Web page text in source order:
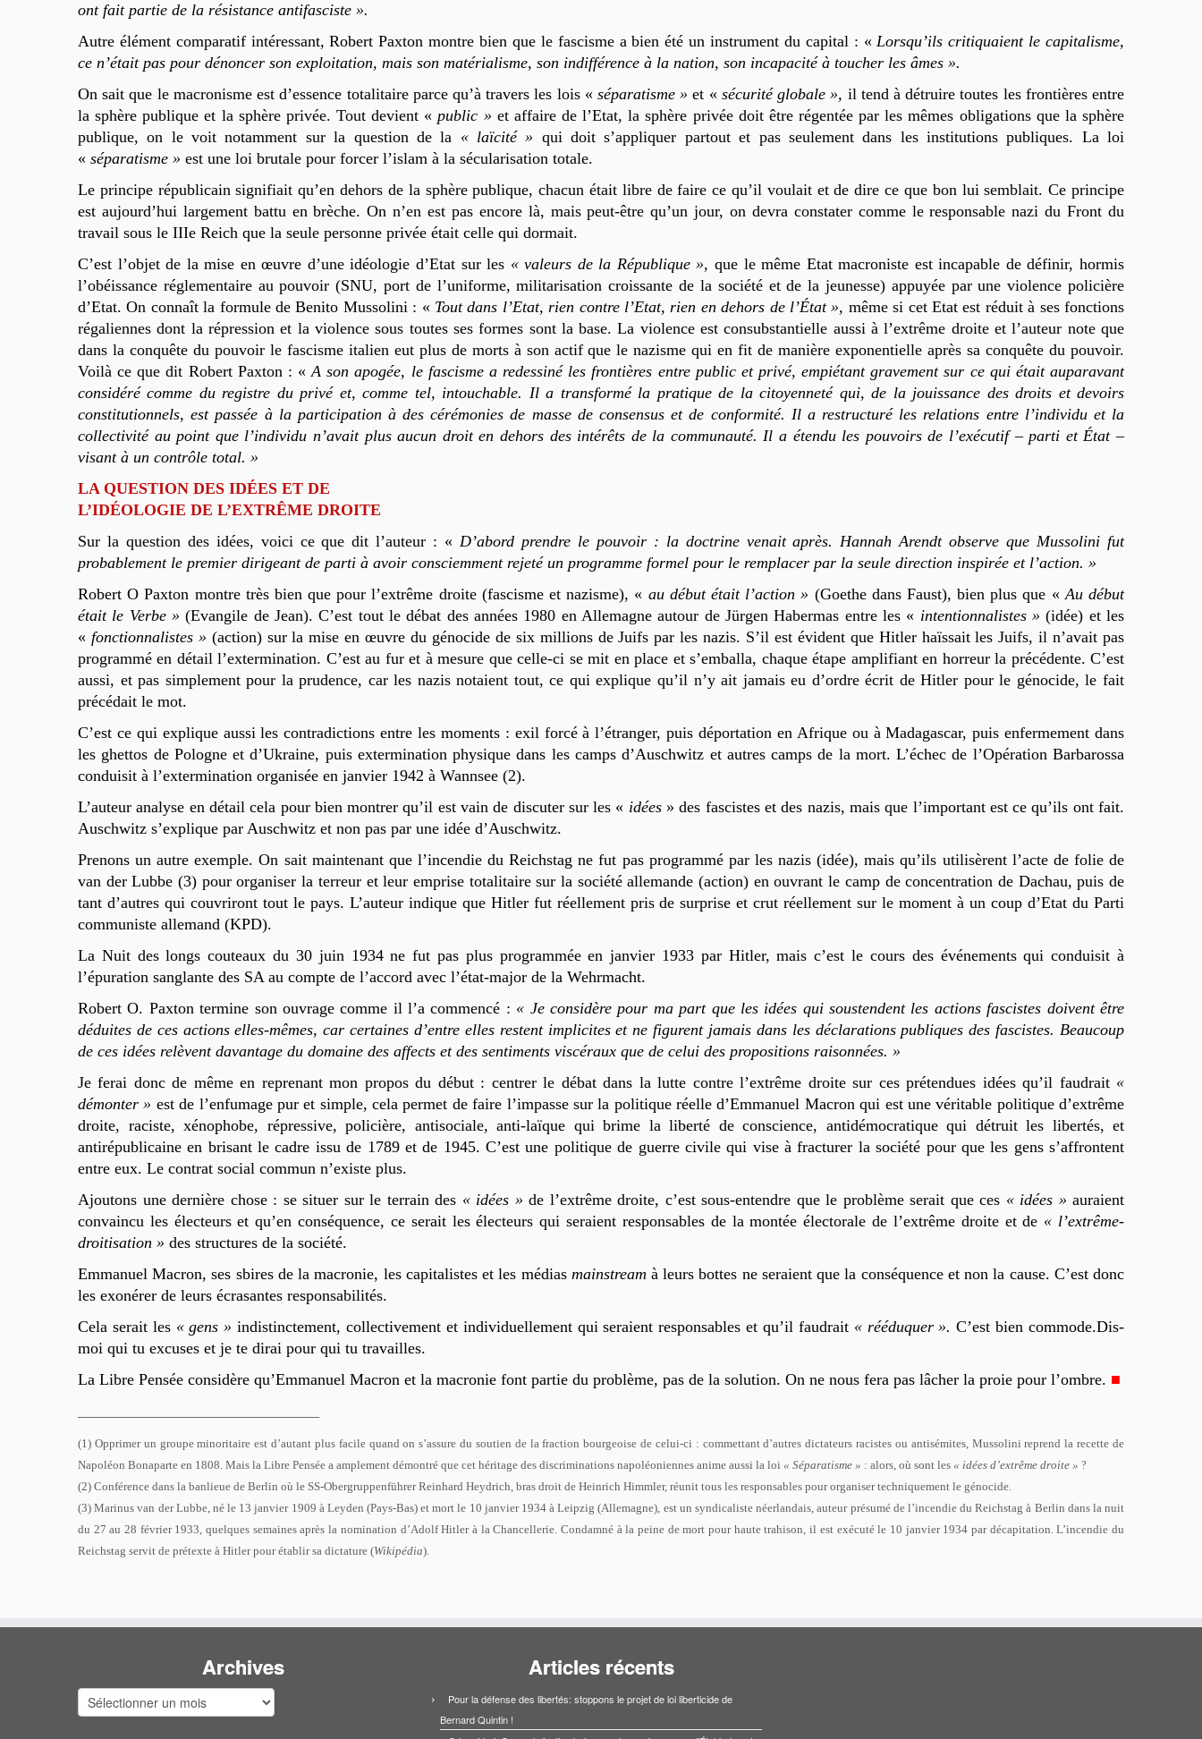
ont fait partie de la résistance antifasciste ».
Autre élément comparatif intéressant, Robert Paxton montre bien que le fascisme a bien été un instrument du capital : « Lorsqu’ils critiquaient le capitalisme,
ce n’était pas pour dénoncer son exploitation, mais son matérialisme, son indifférence à la nation, son incapacité à toucher les âmes ».
On sait que le macronisme est d’essence totalitaire parce qu’à travers les lois « séparatisme » et « sécurité globale », il tend à détruire toutes les frontières entre
la sphère publique et la sphère privée. Tout devient « public » et affaire de l’Etat, la sphère privée doit être régentée par les mêmes obligations que la sphère
publique, on le voit notamment sur la question de la « laïcité » qui doit s’appliquer partout et pas seulement dans les institutions publiques. La loi
« séparatisme » est une loi brutale pour forcer l’islam à la sécularisation totale.
Le principe républicain signifiait qu’en dehors de la sphère publique, chacun était libre de faire ce qu’il voulait et de dire ce que bon lui semblait. Ce principe
est aujourd’hui largement battu en brèche. On n’en est pas encore là, mais peut-être qu’un jour, on devra constater comme le responsable nazi du Front du
travail sous le IIIe Reich que la seule personne privée était celle qui dormait.
C’est l’objet de la mise en œuvre d’une idéologie d’Etat sur les « valeurs de la République »,que le même Etat macroniste est incapable de définir, hormis
l’obéissance réglementaire au pouvoir (SNU, port de l’uniforme, militarisation croissante de la société et de la jeunesse) appuyée par une violence policière
d’Etat. On connaît la formule de Benito Mussolini : « Tout dans l’Etat, rien contre l’Etat, rien en dehors de l’État », même si cet Etat est réduit à ses fonctions
régaliennes dont la répression et la violence sous toutes ses formes sont la base. La violence est consubstantielle aussi à l’extrême droite et l’auteur note que
dans la conquête du pouvoir le fascisme italien eut plus de morts à son actif que le nazisme qui en fit de manière exponentielle après sa conquête du pouvoir.
Voilà ce que dit Robert Paxton : «A son apogée, le fascisme a redessiné les frontières entre public et privé, empiétantgravement sur ce qui était auparavant
considéré comme du registre du privé et, comme tel, intouchable. Il a transformé la pratique de la citoyenneté qui, de la jouissance des droits et devoirs
constitutionnels, est passée à la participation à des cérémonies de masse de consensus et de conformité. Il a restructuré les relations entre l’individu et la
collectivité au point que l’individu n’avait plus aucun droit en dehors des intérêts de la communauté. Il a étendu les pouvoirs de l’exécutif – parti et État –
visant à un contrôle total. »
LA QUESTION DES IDÉES ET DE
L’IDÉOLOGIE DE L’EXTRÊME DROITE
Sur la question des idées, voici ce que dit l’auteur : « D’abord prendre le pouvoir : la doctrine venait après. Hannah Arendt observe que Mussolini fut
probablement le premier dirigeant de parti à avoir consciemment rejeté un programme formel pour le remplacer par la seule direction inspirée et l’action. »
Robert O Paxton montre très bien que pour l’extrême droite (fascisme et nazisme), « au début était l’action » (Goethe dans Faust), bien plus que « Au début
était le Verbe »(Evangile de Jean). C’est tout le débat des années 1980 en Allemagne autour de Jürgen Habermas entre les « intentionnalistes »(idée) et les
« fonctionnalistes » (action) sur la mise en œuvre du génocide de six millions de Juifs par les nazis. S’il est évident que Hitler haïssait les Juifs, il n’avait pas
programmé en détail l’extermination. C’est au fur et à mesure que celle-ci se mit en place et s’emballa, chaque étape amplifiant en horreur la précédente. C’est
aussi, et pas simplement pour la prudence, car les nazis notaient tout, ce qui explique qu’il n’y ait jamais eu d’ordre écrit de Hitler pour le génocide, le fait
précédait le mot.
C’est ce qui explique aussi les contradictions entre les moments : exil forcé à l’étranger, puis déportation en Afrique ou à Madagascar, puis enfermement dans
les ghettos de Pologne et d’Ukraine, puis extermination physique dans les camps d’Auschwitz et autres camps de la mort. L’échec de l’Opération Barbarossa
conduisit à l’extermination organisée en janvier 1942 à Wannsee (2).
L’auteur analyse en détail cela pour bien montrer qu’il est vain de discuter sur les « idées» des fascistes et des nazis, mais que l’important est ce qu’ils ont fait.
Auschwitz s’explique par Auschwitz et non pas par une idée d’Auschwitz.
Prenons un autre exemple. On sait maintenant que l’incendie du Reichstag ne fut pas programmé par les nazis (idée), mais qu’ils utilisèrent l’acte de folie de
van der Lubbe (3) pour organiser la terreur et leur emprise totalitaire sur la société allemande (action) en ouvrant le camp de concentration de Dachau, puis de
tant d’autres qui couvriront tout le pays. L’auteur indique que Hitler fut réellement pris de surprise et crut réellement sur le moment à un coup d’Etat du Parti
communiste allemand (KPD).
La Nuit des longs couteaux du 30 juin 1934 ne fut pas plus programmée en janvier 1933 par Hitler, mais c’est le cours des événements qui conduisit à
l’épuration sanglante des SA au compte de l’accord avec l’état-major de la Wehrmacht.
Robert O. Paxton termine son ouvrage comme il l’a commencé : « Je considère pour ma part que les idées qui soustendent les actions fascistes doivent être
déduites de ces actions elles-mêmes, car certaines d’entre elles restent implicites et ne figurent jamais dans les déclarations publiques des fascistes. Beaucoup
de ces idées relèvent davantage du domaine des affects et des sentiments viscéraux que de celui des propositions raisonnées. »
Je ferai donc de même en reprenant mon propos du début : centrer le débat dans la lutte contre l’extrême droite sur ces prétendues idées qu’il faudrait «
démonter » est de l’enfumage pur et simple, cela permet de faire l’impasse sur la politique réelle d’Emmanuel Macron qui est une véritable politique d’extrême
droite, raciste, xénophobe, répressive, policière, antisociale, anti-laïque qui brime la liberté de conscience, antidémocratique qui détruit les libertés, et
antirépublicaine en brisant le cadre issu de 1789 et de 1945. C’est une politique de guerre civile qui vise à fracturer la société pour que les gens s’affrontent
entre eux. Le contrat social commun n’existe plus.
Ajoutons une dernière chose : se situer sur le terrain des « idées » de l’extrême droite, c’est sous-entendre que le problème serait que ces « idées » auraient
convaincu les électeurs et qu’en conséquence, ce serait les électeurs qui seraient responsables de la montée électorale de l’extrême droite et de « l’extrême-
droitisation » des structures de la société.
Emmanuel Macron, ses sbires de la macronie, les capitalistes et les médias mainstreamà leurs bottes ne seraient que la conséquence et non la cause. C’est donc
les exonérer de leurs écrasantes responsabilités.
Cela serait les « gens »indistinctement, collectivement et individuellement qui seraient responsables et qu’il faudrait « rééduquer ».C’est bien commode.Dis-
moi qui tu excuses et je te dirai pour qui tu travailles.
La Libre Pensée considère qu’Emmanuel Macron et la macronie font partie du problème, pas de la solution. On ne nous fera pas lâcher la proie pour l’ombre. ■
(1) Opprimer un groupe minoritaire est d’autant plus facile quand on s’assure du soutien de la fraction bourgeoise de celui-ci : commettant d’autres dictateurs racistes ou antisémites, Mussolini reprend la recette de
Napoléon Bonaparte en 1808. Mais la Libre Pensée a amplement démontré que cet héritage des discriminations napoléoniennes anime aussi la loi « Séparatisme » : alors, où sont les « idées d’extrême droite » ?
(2) Conférence dans la banlieue de Berlin où le SS-Obergruppenführer Reinhard Heydrich, bras droit de Heinrich Himmler, réunit tous les responsables pour organiser techniquement le génocide.
(3) Marinus van der Lubbe, né le 13 janvier 1909 à Leyden (Pays-Bas) et mort le 10 janvier 1934 à Leipzig (Allemagne), est un syndicaliste néerlandais, auteur présumé de l’incendie du Reichstag à Berlin dans la nuit
du 27 au 28 février 1933, quelques semaines après la nomination d’Adolf Hitler à la Chancellerie. Condamné à la peine de mort pour haute trahison, il est exécuté le 10 janvier 1934 par décapitation. L’incendie du
Reichstag servit de prétexte à Hitler pour établir sa dictature (Wikipédia).
Archives
Archives
Articles récents
Pour la défense des libertés: stoppons le projet de loi liberticide de
Bernard Quintin !